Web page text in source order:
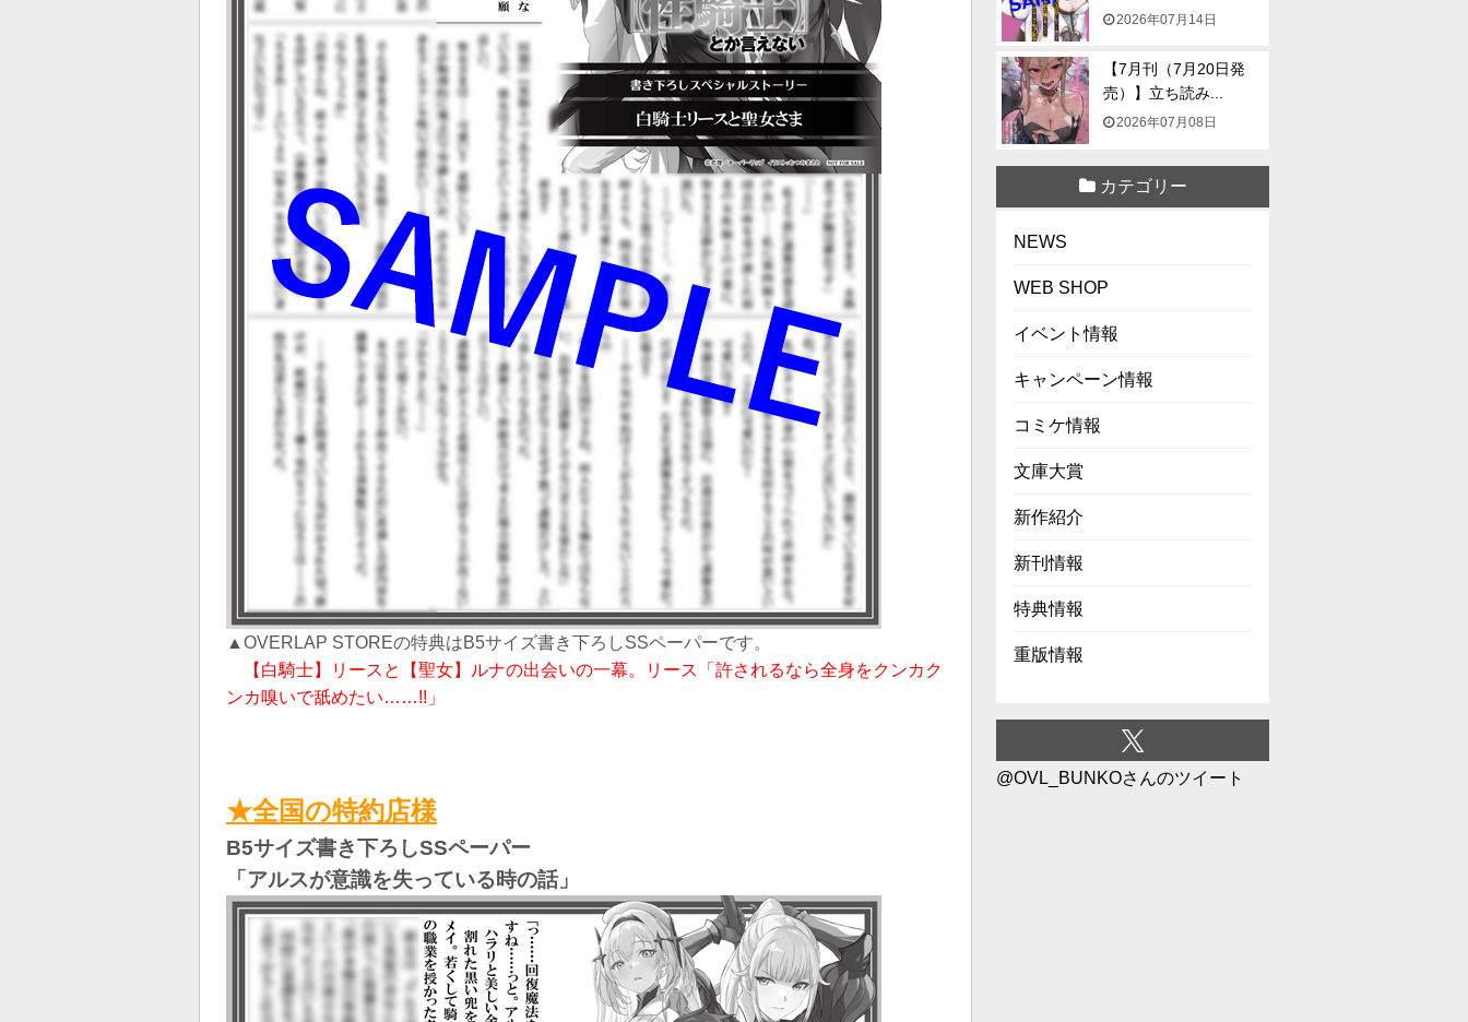
▲OVERLAP STOREの特典はB5サイズ書き下ろしSSペーパーです。
【白騎士】リースと【聖女】ルナの出会いの一幕。
リース「許されるなら全身をクンカク
ンカ嗅いで舐めたい……!!」
★全国の特約店様
B5サイズ書き下ろしSSペーパー
「アルスが意識を失っている時の話」
2026年07月14日
【7月刊（7月20日発
売）】立ち読み...
2026年07月08日
カテゴリー
NEWS
WEB SHOP
イベント情報
キャンペーン情報
コミケ情報
文庫大賞
新作紹介
新刊情報
特典情報
重版情報
@OVL_BUNKOさんのツイート